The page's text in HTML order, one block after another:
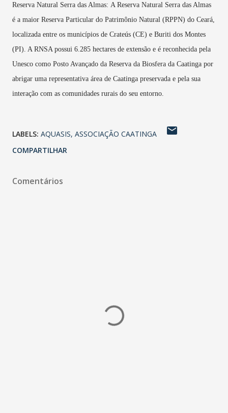
Reserva Natural Serra das Almas: A Reserva Natural Serra das Almas
é a maior Reserva Particular do Patrimônio Natural (RPPN) do Ceará,
localizada entre os municípios de Crateús (CE) e Buriti dos Montes
(PI). A RNSA possui 6.285 hectares de extensão e é reconhecida pela
Unesco como Posto Avançado da Reserva da Biosfera da Caatinga por
abrigar uma representativa área de Caatinga preservada e pela sua
interação com as comunidades rurais do seu entorno.
LABELS: AQUASIS ASSOCIAÇÃO CAATINGA
COMPARTILHAR
Comentários